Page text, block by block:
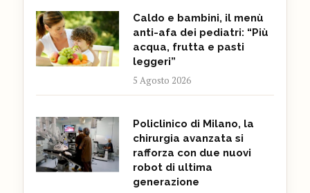
Caldo e bambini, il menù
anti-afa dei pediatri: “Più
acqua, frutta e pasti
leggeri”
5 Agosto 2026
Policlinico di Milano, la
chirurgia avanzata si
rafforza con due nuovi
robot di ultima
generazione